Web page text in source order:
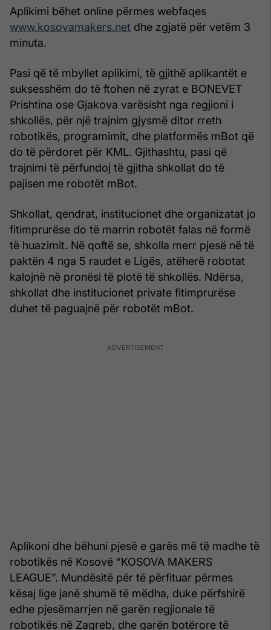
Aplikimi bëhet online përmes webfaqes
www.kosovamakers.net dhe zgjatë për vetëm 3
minuta.
Pasi që të mbyllet aplikimi, të gjithë aplikantët e
suksesshëm do të ftohen në zyrat e BONEVET
Prishtina ose Gjakova varësisht nga regjioni i
shkollës, për një trajnim gjysmë ditor rreth
robotikës, programimit, dhe platformës mBot që
do të përdoret për KML. Gjithashtu, pasi që
trajnimi të përfundoj të gjitha shkollat do të
pajisen me robotët mBot.
Shkollat, qendrat, institucionet dhe organizatat jo
fitimprurëse do të marrin robotët falas në formë
të huazimit. Në qoftë se, shkolla merr pjesë në të
paktën 4 nga 5 raudet e Ligës, atëherë robotat
kalojnë në pronësi të plotë të shkollës. Ndërsa,
shkollat dhe institucionet private fitimprurëse
duhet të paguajnë për robotët mBot.
Aplikoni dhe bëhuni pjesë e garës më të madhe të
robotikës në Kosovë “KOSOVA MAKERS
LEAGUE”. Mundësitë për të përfituar përmes
kësaj lige janë shumë të mëdha, duke përfshirë
edhe pjesëmarrjen në garën regjionale të
robotikës në Zagreb, dhe garën botërore të